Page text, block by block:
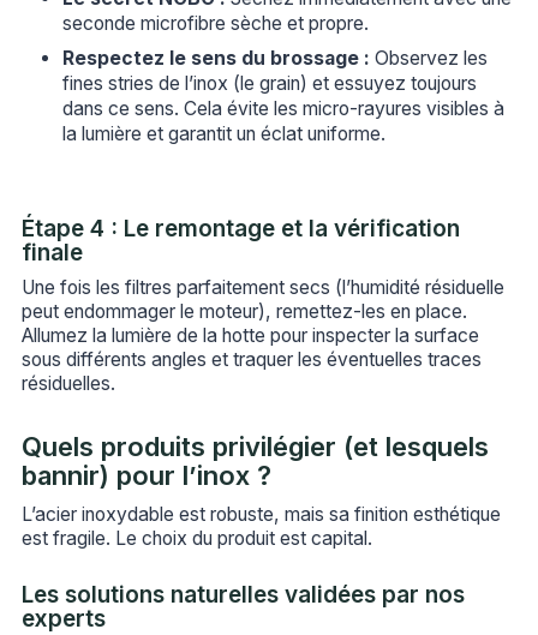
seconde microfibre sèche et propre.
Respectez le sens du brossage : Observez les
fines stries de l’inox (le grain) et essuyez toujours
dans ce sens. Cela évite les micro-rayures visibles à
la lumière et garantit un éclat uniforme.
Étape 4 : Le remontage et la vérification
finale
Une fois les filtres parfaitement secs (l’humidité résiduelle
peut endommager le moteur), remettez-les en place.
Allumez la lumière de la hotte pour inspecter la surface
sous différents angles et traquer les éventuelles traces
résiduelles.
Quels produits privilégier (et lesquels
bannir) pour l’inox ?
L’acier inoxydable est robuste, mais sa finition esthétique
est fragile. Le choix du produit est capital.
Les solutions naturelles validées par nos
experts